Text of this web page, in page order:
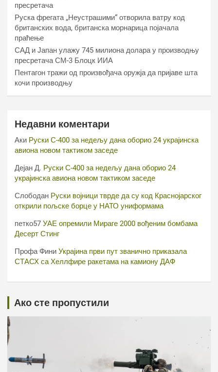
пресретача
Руска фрегата „Неустрашими“ отворила ватру код
британских вода, британска морнарица појачала
праћење
САД и Јапан улажу 745 милиона долара у производњу
пресретача СМ-3 Блоцк ИИА
Пентагон тражи од произвођача оружја да пријаве шта
кочи производњу
Недавни коментари
Аки Руски С-400 за недељу дана оборио 24 украјинска
авиона новом тактиком заседе
Дејан Д. Руски С-400 за недељу дана оборио 24
украјинска авиона новом тактиком заседе
Слободан Руски војници тврде да су код Краснојарског
открили пољске борце у НАТО униформама
петко57 УАЕ опремили Мираге 2000 вођеним бомбама
Десерт Стинг
Профа Фини Украјина први пут званично приказала
СТАСХ са Хеллфире ракетама на камиону ДАФ
Ако сте пропустили